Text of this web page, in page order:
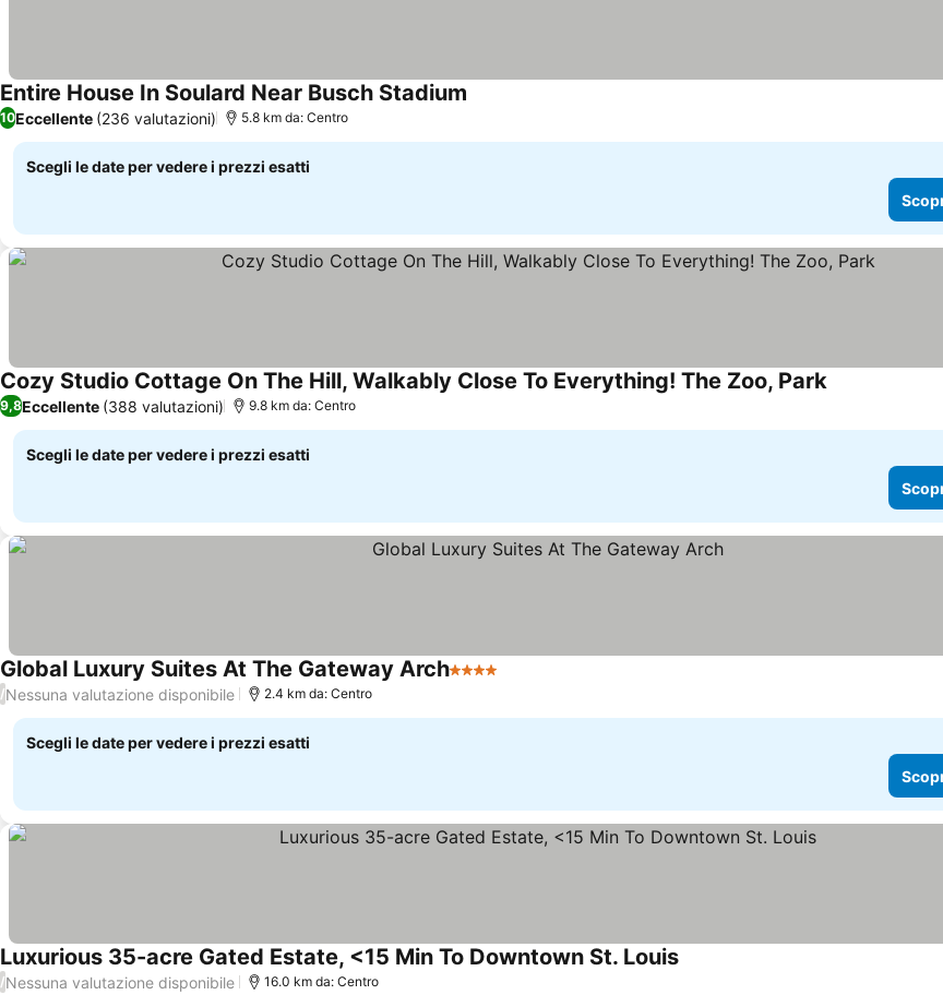
Entire House In Soulard Near Busch Stadium
10Eccellente (236 valutazioni) 5.8 km da: Centro
Scegli le date per vedere i prezzi esatti
Cozy Studio Cottage On The Hill, Walkably Close To Everything! The Zoo, Park
9,8Eccellente (388 valutazioni) 9.8 km da: Centro
Scegli le date per vedere i prezzi esatti
Global Luxury Suites At The Gateway Arch4 Stelle
/Nessuna valutazione disponibile 2.4 km da: Centro
Scegli le date per vedere i prezzi esatti
Luxurious 35-acre Gated Estate, <15 Min To Downtown St. Louis
/Nessuna valutazione disponibile 16.0 km da: Centro